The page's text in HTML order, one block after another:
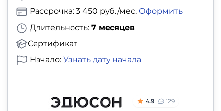
Длительность: 7 месяцев
Сертификат
Рассрочка: 3 450 руб./мес. Оформить
Начало: Узнать дату начала
4.9 129